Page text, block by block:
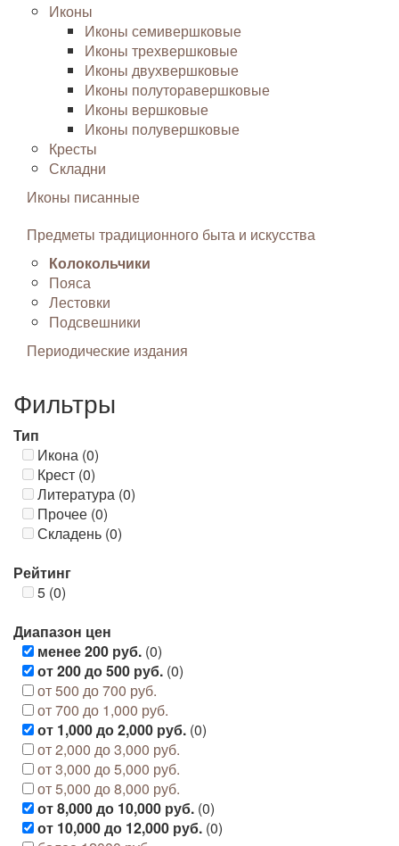
Иконы
Иконы семивершковые
Иконы трехвершковые
Иконы двухвершковые
Иконы полуторавершковые
Иконы вершковые
Иконы полувершковые
Кресты
Складни
Иконы писанные
Предметы традиционного быта и искусства
Колокольчики
Пояса
Лестовки
Подсвешники
Периодические издания
Фильтры
Тип
Икона (0)
Крест (0)
Литература (0)
Прочее (0)
Складень (0)
Рейтинг
5 (0)
Диапазон цен
менее 200 руб. (0)
от 200 до 500 руб. (0)
от 500 до 700 руб.
от 700 до 1,000 руб.
от 1,000 до 2,000 руб. (0)
от 2,000 до 3,000 руб.
от 3,000 до 5,000 руб.
от 5,000 до 8,000 руб.
от 8,000 до 10,000 руб. (0)
от 10,000 до 12,000 руб. (0)